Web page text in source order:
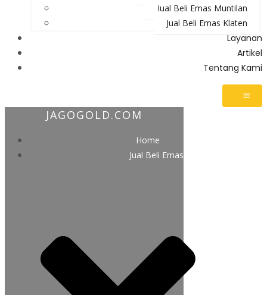
Jual Beli Emas Muntilan
Jual Beli Emas Klaten
Layanan
Artikel
Tentang Kami
JAGOGOLD.COM
Home
Jual Beli Emas